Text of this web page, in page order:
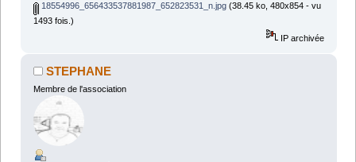
18554996_656433537881987_652823531_n.jpg(38.45 ko, 480x854 - vu
1493 fois.)
IP archivée
STEPHANE
Membre de l'association